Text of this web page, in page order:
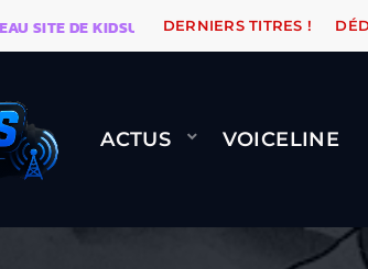
DE KIDSUNE WARÉTRO
DERNIERS TITRES !
ACTUS VOICELINE